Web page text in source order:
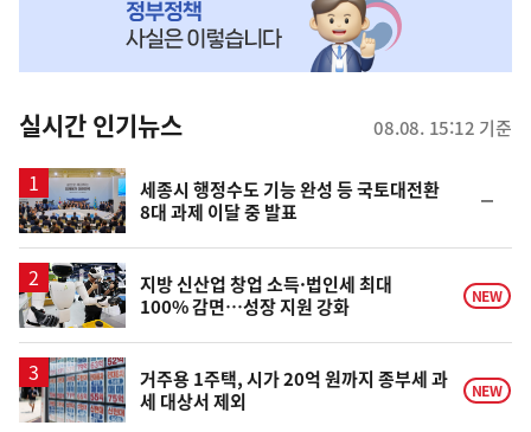
뉴
스
실시간 인기뉴스 08.08. 15:12 기준
세종시 행정수도 기능 완성 등 국토대전환
8대 과제 이달 중 발표
일
지방 신산업 창업 소득·법인세 최대
100% 감면…성장 지원 강화
NEW
거주용 1주택, 시가 20억 원까지 종부세 과
세 대상서 제외
NEW